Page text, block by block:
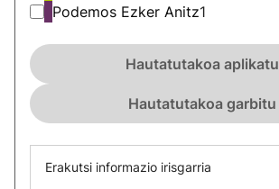
Podemos Ezker Anitz1
Hautatutakoa aplikatu
Hautatutakoa garbitu
Erakutsi informazio irisgarria